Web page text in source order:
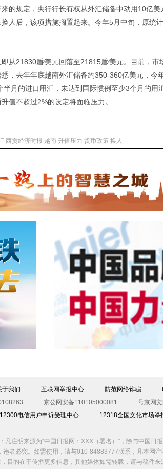
的规定，央行行长有权从外汇储备中动用10亿美
人后，该项措施搁置起来。今年5月中旬，原统
21830盾∕美元回落至21815盾∕美元。目前，市
，去年年底越南外汇储备约350-360亿美元，今
月的进口用汇，未达到国际惯例至少3个月的用
值不超过2%的设定将面临压力。
西贡经济时报 越南 升值压力 货币政策 换人
于我们 互联网举报中心 防范网络诈骗
京公网安备110105000081 号京网
12300电信用户申诉受理中心
12318全国文化市场举
凡注明来源为“中国日报网：XXX（署名）”，除与中国
违者必究。如需使用，请与010-84883777联系；凡本网
目的在于传播更多信息，其他媒体如需转载，请与稿件来